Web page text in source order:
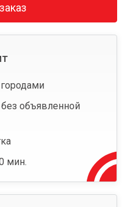
объявленной
мин.